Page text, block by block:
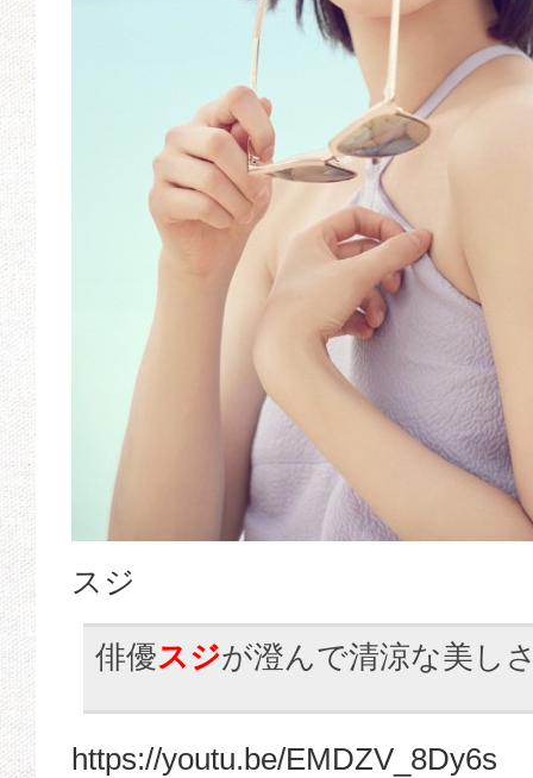
スジ
俳優スジが澄んで清涼な美し
https://youtu.be/EMDZV_8Dy6s